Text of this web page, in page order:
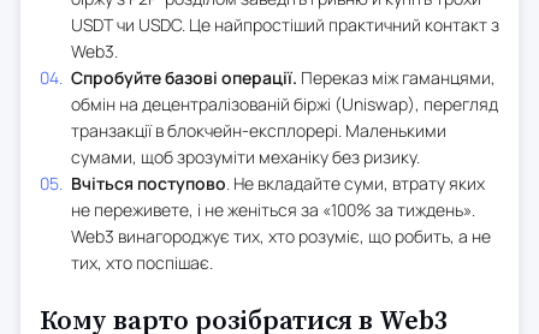
USDT чи USDC. Це найпростіший практичний контакт з
Web3.
Спробуйте базові операції. Переказ між гаманцями,
обмін на децентралізованій біржі (Uniswap), перегляд
транзакції в блокчейн-експлорері. Маленькими
сумами, щоб зрозуміти механіку без ризику.
Вчіться поступово . Не вкладайте суми, втрату яких
не переживете, і не женіться за «100% за тиждень».
Web3 винагороджує тих, хто розуміє, що робить, а не
тих, хто поспішає.
Кому варто розібратися в Web3